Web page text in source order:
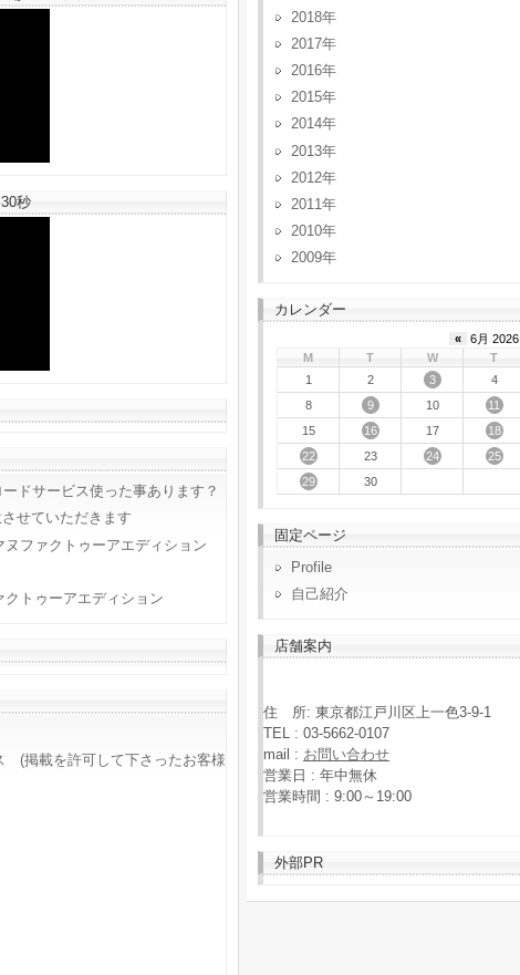
秒
ドサービス使った事あります？
せていただきます
ファクトゥーアエディション
トゥーアエディション
(掲載を許可して下さったお客様
2018
2017
2016
2015
2014
2013
2012
2011
2010
2009
カレンダー
« 6月 2026
M
T W T
1
2 3 4
8
9 10 11
15
16 17 18
22
23 24 25
29
30
固定ページ
Profile
自己紹介
店舗案内
住 所: 東京都江戸川区上一色3-9-1
TEL : 03-5662-0107
mail : お問い合わせ
営業日 : 年中無休
営業時間 : 9:00～19:00
外部PR